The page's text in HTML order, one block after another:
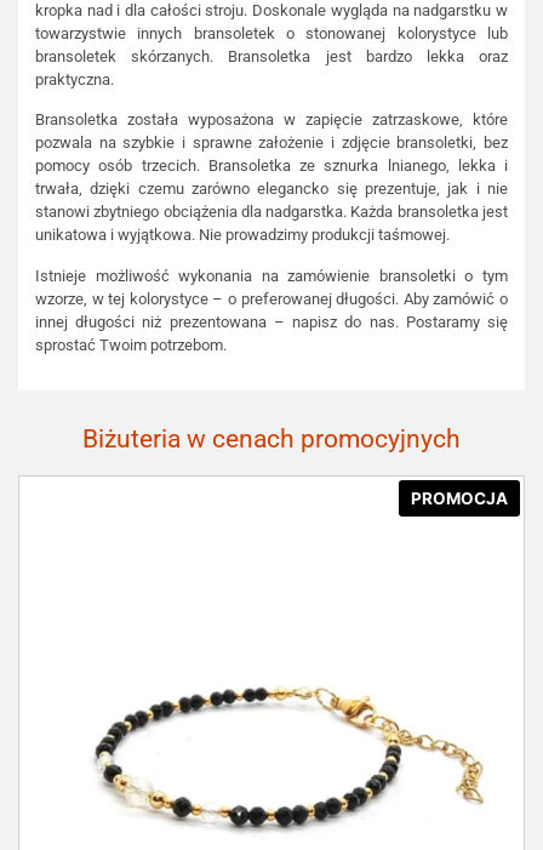
kropka nad i dla całości stroju. Doskonale wygląda na nadgarstku w
towarzystwie innych bransoletek o stonowanej kolorystyce lub
bransoletek skórzanych. Bransoletka jest bardzo lekka oraz
praktyczna.
Bransoletka została wyposażona w zapięcie zatrzaskowe, które
pozwala na szybkie i sprawne założenie i zdjęcie bransoletki, bez
pomocy osób trzecich. Bransoletka ze sznurka lnianego, lekka i
trwała, dzięki czemu zarówno elegancko się prezentuje, jak i nie
stanowi zbytniego obciążenia dla nadgarstka. Każda bransoletka jest
unikatowa i wyjątkowa. Nie prowadzimy produkcji taśmowej.
Istnieje możliwość wykonania na zamówienie bransoletki o tym
wzorze, w tej kolorystyce – o preferowanej długości. Aby zamówić o
innej długości niż prezentowana – napisz do nas. Postaramy się
sprostać Twoim potrzebom.
Biżuteria w cenach promocyjnych
PROMOCJA